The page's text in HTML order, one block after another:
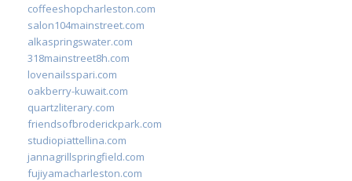
coffeeshopcharleston.com
salon104mainstreet.com
alkaspringswater.com
318mainstreet8h.com
lovenailsspari.com
oakberry-kuwait.com
quartzliterary.com
friendsofbroderickpark.com
studiopiattellina.com
jannagrillspringfield.com
fujiyamacharleston.com